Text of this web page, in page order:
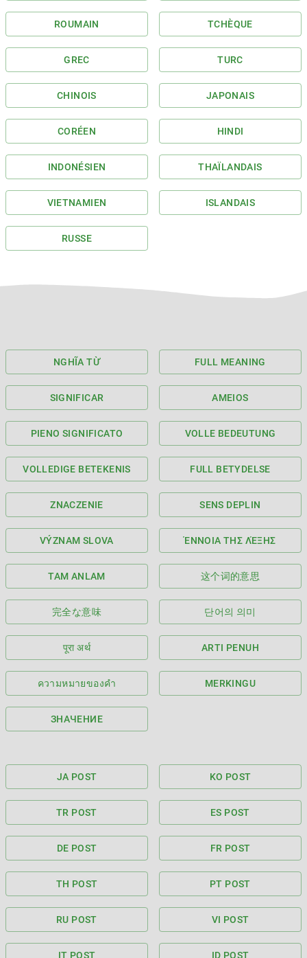
ROUMAIN TCHÈQUE
GREC TURC
CHINOIS JAPONAIS
CORÉEN HINDI
INDONÉSIEN THAÏLANDAIS
VIETNAMIEN ISLANDAIS
RUSSE
NGHĨA TỪ FULL MEANING
SIGNIFICAR AMEIOS
PIENO SIGNIFICATO VOLLE BEDEUTUNG
VOLLEDIGE BETEKENIS FULL BETYDELSE
ZNACZENIE SENS DEPLIN
VÝZNAM SLOVA ΈΝΝΟΙΑ ΤΗΣ ΛΈΞΗΣ
TAM ANLAM 这个词的意思
完全な意味 단어의 의미
पूरा अर्थ ARTI PENUH
ความหมายของคำ MERKINGU
ЗНАЧЕНИЕ
JA POST KO POST
TR POST ES POST
DE POST FR POST
TH POST PT POST
RU POST VI POST
IT POST ID POST